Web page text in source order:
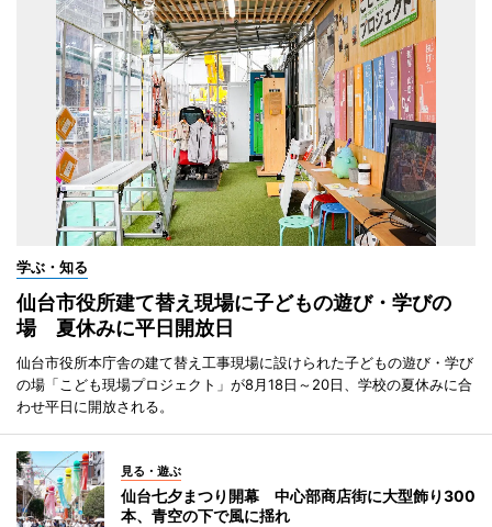
学ぶ・知る
仙台市役所建て替え現場に子どもの遊び・学びの
場 夏休みに平日開放日
仙台市役所本庁舎の建て替え工事現場に設けられた子どもの遊び・学び
の場「こども現場プロジェクト」が8月18日～20日、学校の夏休みに合
わせ平日に開放される。
見る・遊ぶ
仙台七夕まつり開幕 中心部商店街に大型飾り300
本、青空の下で風に揺れ